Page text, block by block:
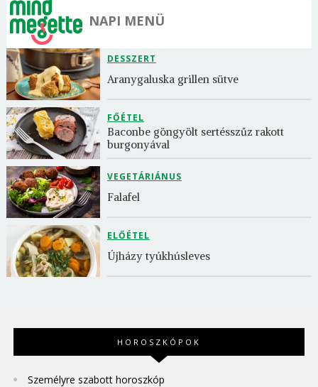
NAPI MENÜ
DESSZERT
Aranygaluska grillen sütve
FŐÉTEL
Baconbe göngyölt sertésszűz rakott
burgonyával
VEGETÁRIÁNUS
Falafel
ELŐÉTEL
Újházy tyúkhúsleves
HOROSZKÓPOK
Személyre szabott horoszkóp